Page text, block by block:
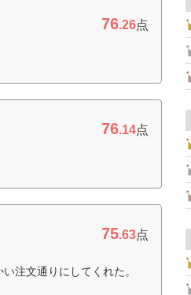
76.26点
76.14点
75.63点
注文通りにしてくれた。